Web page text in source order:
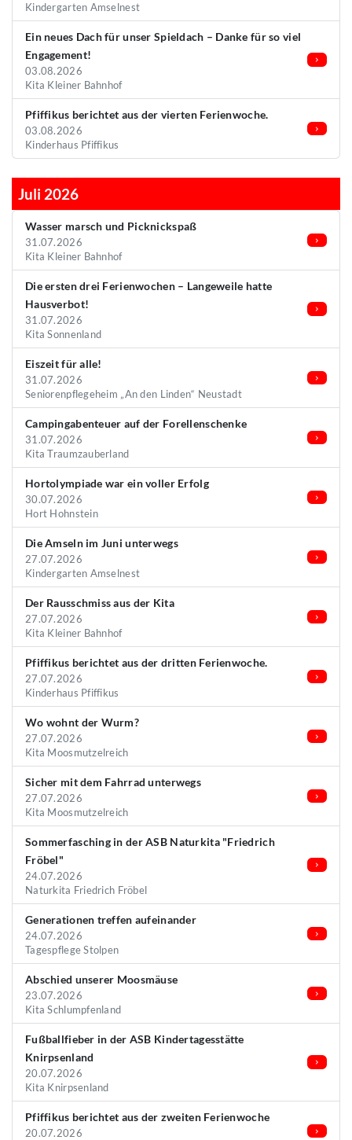
Kindergarten Amselnest
Ein neues Dach für unser Spieldach – Danke für so viel
Engagement!
03.08.2026
Kita Kleiner Bahnhof
Pfiffikus berichtet aus der vierten Ferienwoche.
03.08.2026
Kinderhaus Pfiffikus
Juli 2026
Wasser marsch und Picknickspaß
31.07.2026
Kita Kleiner Bahnhof
Die ersten drei Ferienwochen – Langeweile hatte
Hausverbot!
31.07.2026
Kita Sonnenland
Eiszeit für alle!
31.07.2026
Seniorenpflegeheim „An den Linden“ Neustadt
Campingabenteuer auf der Forellenschenke
31.07.2026
Kita Traumzauberland
Hortolympiade war ein voller Erfolg
30.07.2026
Hort Hohnstein
Die Amseln im Juni unterwegs
27.07.2026
Kindergarten Amselnest
Der Rausschmiss aus der Kita
27.07.2026
Kita Kleiner Bahnhof
Pfiffikus berichtet aus der dritten Ferienwoche.
27.07.2026
Kinderhaus Pfiffikus
Wo wohnt der Wurm?
27.07.2026
Kita Moosmutzelreich
Sicher mit dem Fahrrad unterwegs
27.07.2026
Kita Moosmutzelreich
Sommerfasching in der ASB Naturkita "Friedrich
Fröbel"
24.07.2026
Naturkita Friedrich Fröbel
Generationen treffen aufeinander
24.07.2026
Tagespflege Stolpen
Abschied unserer Moosmäuse
23.07.2026
Kita Schlumpfenland
Fußballfieber in der ASB Kindertagesstätte
Knirpsenland
20.07.2026
Kita Knirpsenland
Pfiffikus berichtet aus der zweiten Ferienwoche
20.07.2026